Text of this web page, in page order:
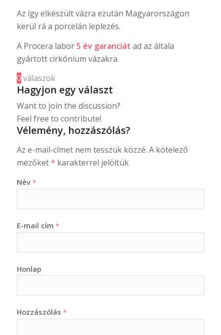
Az így elkészült vázra ezután Magyarországon
kerül rá a porcelán leplezés.
A Procera labor5 év garanciát ad az általa
gyártott cirkónium vázakra.
0 válaszok
Hagyjon egy választ
Want to join the discussion?
Feel free to contribute!
Vélemény, hozzászólás?
Az e-mail-címet nem tesszük közzé. A kötelező
mezőket* karakterrel jelöltük
Név *
E-mail cím *
Honlap
Hozzászólás *